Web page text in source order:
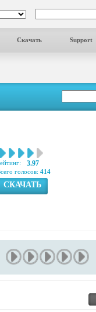
Скачать Support
3.97
голосов: 414
СКАЧАТЬ